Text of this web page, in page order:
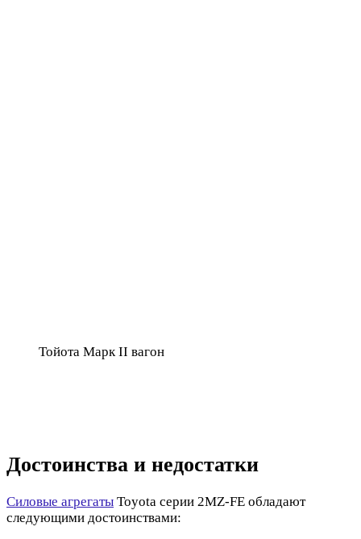
Тойота Марк II вагон
Достоинства и недостатки
Силовые агрегаты Toyota серии 2MZ-FE обладают
следующими достоинствами: